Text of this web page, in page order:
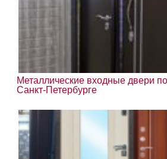
Металлические входные двери
Санкт-Петербурге